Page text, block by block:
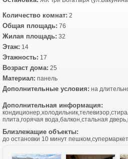
Количество комнат: 2
Общая площадь: 76
Жилая площадь: 32
Этаж: 14
Этажность: 17
Возраст дома: 25
Материал: панель
Дополнительные условия: на
Дополнительная информация:
плита,горячая вода,балкон,стальная
Близлежащие объекты:
до остановки 10 минут